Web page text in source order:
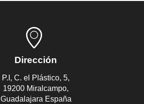
Dirección
P.I, C. el Plástico, 5,
19200 Miralcampo,
Guadalajara España